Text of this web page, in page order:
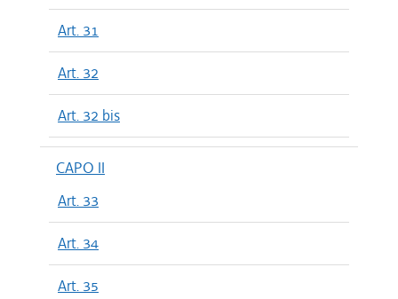
Art. 31
Art. 32
Art. 32 bis
CAPO II
Art. 33
Art. 34
Art. 35